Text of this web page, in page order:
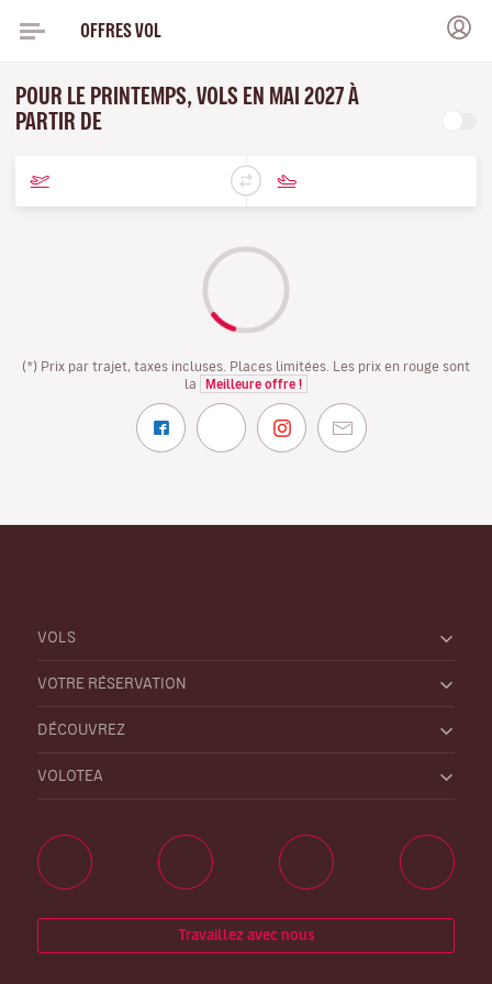
OFFRES VOL
POUR LE PRINTEMPS, VOLS EN MAI 2027 À
PARTIR DE
(*) Prix par trajet, taxes incluses. Places limitées. Les prix en rouge sont
la
Meilleure offre !
VOLS
VOTRE RÉSERVATION
DÉCOUVREZ
VOLOTEA
Travaillez avec nous